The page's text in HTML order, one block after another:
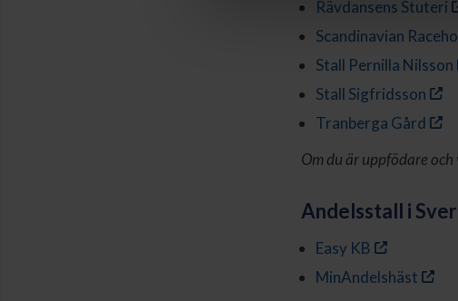
Rävdansens Stuteri
Scandinavian
Stall Pernilla Nilsson
Stall Sigfridsson
Tranberga Gård
Om du är uppfödare
Andelsstall i
Easy KB
MinAndelshäst